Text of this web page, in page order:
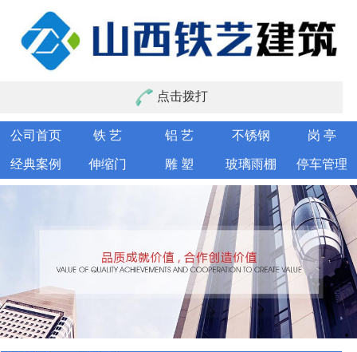
点击拨打
公司首页 铁 艺 铝 艺 不锈钢 岗 亭
经典案例 伸缩门 雕 塑 玻璃雨棚 停车管理